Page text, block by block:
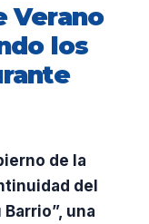
Verano
los
de la
del
una